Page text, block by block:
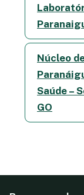
Núcleo
Saúde –
GO